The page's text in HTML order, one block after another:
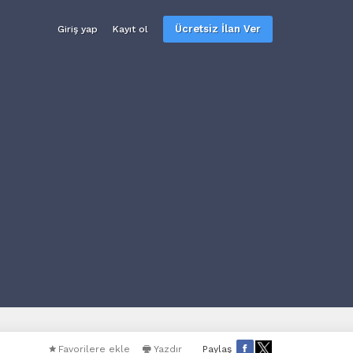
Giriş yap Kayıt ol Ücretsiz İlan Ver
Favorilere ekle Yazdır Paylaş